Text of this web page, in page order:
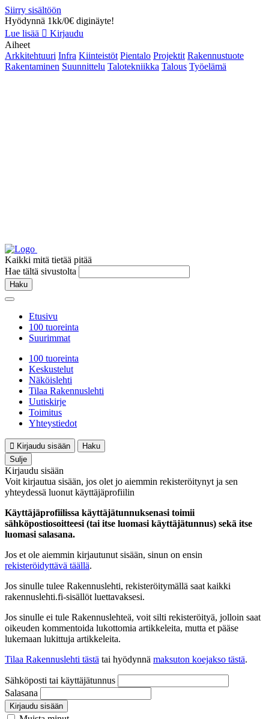
Siirry sisältöön
Hyödynnä 1kk/0€ diginäyte!
Lue lisää
Kirjaudu
Aiheet
Arkkitehtuuri Infra Kiinteistöt Pientalo Projektit Rakennustuote
Rakentaminen Suunnittelu Talotekniikka Talous Työelämä
Kaikki mitä tietää pitää
Hae tältä sivustolta
Haku
Etusivu
100 tuoreinta
Suurimmat
100 tuoreinta
Keskustelut
Näköislehti
Tilaa Rakennuslehti
Uutiskirje
Toimitus
Yhteystiedot
Kirjaudu sisään
Haku
Sulje
Kirjaudu sisään
Voit kirjautua sisään, jos olet jo aiemmin rekisteröitynyt ja sen
yhteydessä luonut käyttäjäprofiilin
Käyttäjäprofiilissa käyttäjätunnuksenasi toimii
sähköpostiosoitteesi (tai itse luomasi käyttäjätunnus) sekä itse
luomasi salasana.
Jos et ole aiemmin kirjautunut sisään, sinun on ensin
rekisteröidyttävä täällä.
Jos sinulle tulee Rakennuslehti, rekisteröitymällä saat kaikki
rakennuslehti.fi-sisällöt luettavaksesi.
Jos sinulle ei tule Rakennuslehteä, voit silti rekisteröityä, jolloin saat
oikeuden kommentoida lukottomia artikkeleita, mutta et pääse
lukemaan lukittuja artikkeleita.
Tilaa Rakennuslehti tästä tai hyödynnä maksuton koejakso tästä.
Sähköposti tai käyttäjätunnus
Salasana
Kirjaudu sisään